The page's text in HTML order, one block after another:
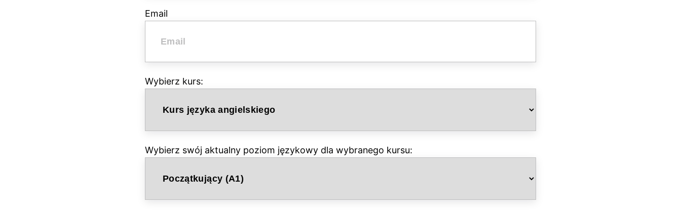
Email
Wybierz kurs:
Wybierz swój aktualny poziom językowy dla wybranego kursu: